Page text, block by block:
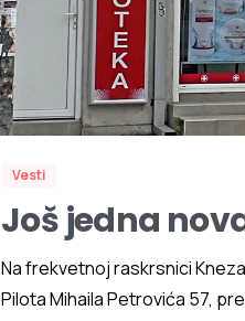
Vesti
Još jedna
Na frekvetnoj raskrsnici
Pilota Mihaila Petrovića 57,